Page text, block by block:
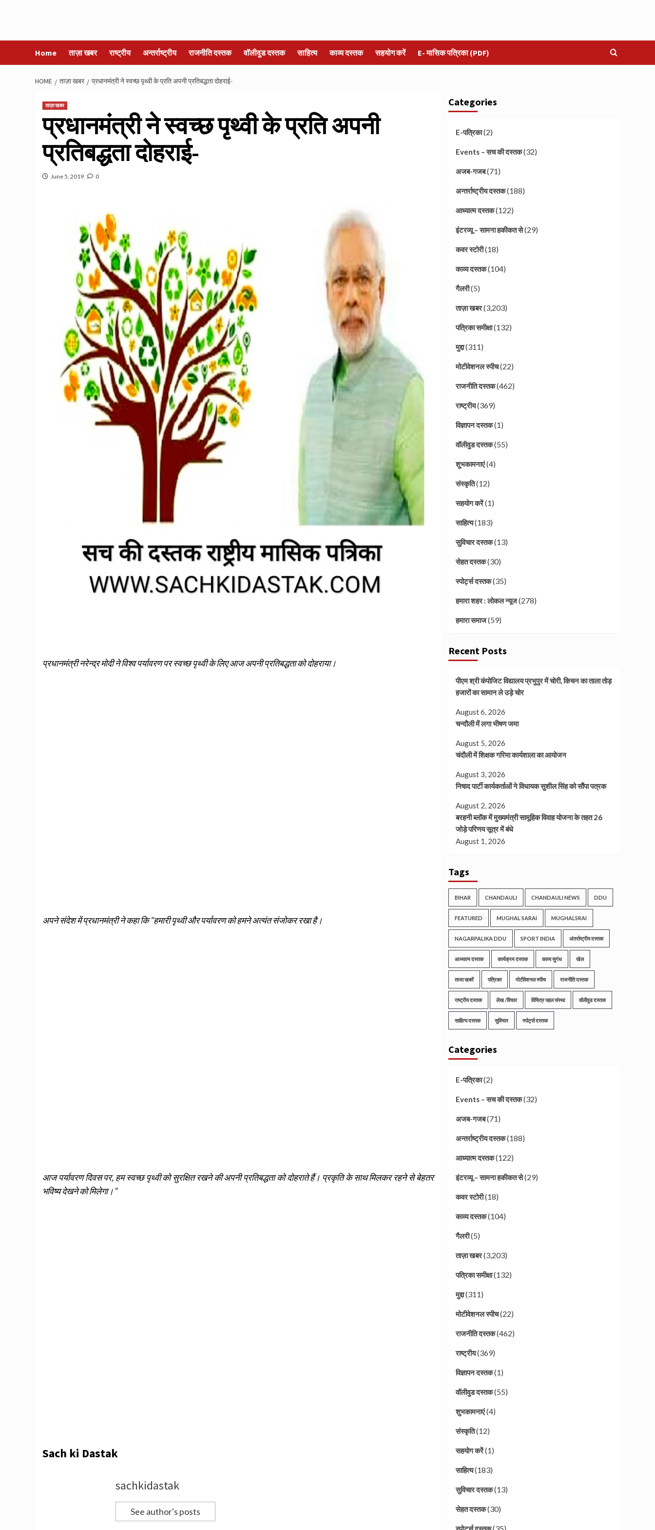
Home ताज़ा खबर राष्ट्रीय अन्तर्राष्ट्रीय राजनीति दस्तक वॉलीवुड दस्तक साहित्य काव्य दस्तक सहयोग करें E- मासिक पत्रिका (PDF)
HOME ताज़ा खबर प्रधानमंत्री ने स्वच्छ पृथ्वी के प्रति अपनी प्रतिबद्धता दोहराई-
ताज़ा खबर
प्रधानमंत्री ने स्वच्छ पृथ्वी के प्रति अपनी
प्रतिबद्धता दोहराई-
June 5, 2019 0
प्रधानमंत्री नरेन्द्र मोदी ने विश्व पर्यावरण पर स्वच्छ पृथ्वी के लिए आज अपनी प्रतिबद्धता को दोहराया।
अपने संदेश में प्रधानमंत्री ने कहा कि “हमारी पृथ्वी और पर्यावरण को हमने अत्यंत संजोकर रखा है।
आज पर्यावरण दिवस पर, हम स्वच्छ पृथ्वी को सुरक्षित रखने की अपनी प्रतिबद्धता को दोहराते हैं। प्रकृति के साथ मिलकर रहने से बेहतर
भविष्य देखने को मिलेगा।”
Sach ki Dastak
sachkidastak
See author's posts
Categories
E-पत्रिका(2)
Events – सच की दस्तक(32)
अजब-गजब(71)
अन्तर्राष्ट्रीय दस्तक(188)
आध्यात्म दस्तक(122)
इंटरव्यू – सामना हकीकत से(29)
कवर स्टोरी(18)
काव्य दस्तक(104)
गैलरी(5)
ताज़ा खबर(3,203)
पत्रिका समीक्षा(132)
मुद्दा(311)
मोटीवेशनल स्पीच(22)
राजनीति दस्तक(462)
राष्ट्रीय(369)
विज्ञापन दस्तक(1)
वॉलीवुड दस्तक(55)
शुभकामनाएं(4)
संस्कृति(12)
सहयोग करें(1)
साहित्य(183)
सुविचार दस्तक(13)
सेहत दस्तक(30)
स्पोर्ट्स दस्तक(35)
हमारा शहर : लोकल न्यूज(278)
हमारा समाज(59)
Recent Posts
पीएम श्री कंपोजिट विद्यालय प्रभुपुर में चोरी, किचन का ताला तोड़
हजारों का सामान ले उड़े चोर
August 6, 2026
चन्दौली में लगा भीषण जमा
August 5, 2026
चंदौली में शिक्षक गरिमा कार्यशाला का आयोजन
August 3, 2026
निषाद पार्टी कार्यकर्ताओं ने विधायक सुशील सिंह को सौंपा पत्रक
August 2, 2026
बरहनी ब्लॉक में मुख्यमंत्री सामूहिक विवाह योजना के तहत 26
जोड़े परिणय सूत्र में बंधे
August 1, 2026
Tags
BIHAR CHANDAULI CHANDAULI NEWS DDU
FEATURED MUGHAL SARAI MUGHALSRAI
NAGARPALIKA DDU SPORT INDIA अंतर्राष्ट्रीय दस्तक
आध्यात्म दस्तक कार्यक्रम दस्तक काव्य सुगंध खेल
ताजा खबरें पत्रिका मोटीवेशनल स्पीच राजनीति दस्तक
राष्ट्रीय दस्तक लेख /विचार विचित्र पहल संस्था वॉलीवुड दस्तक
साहित्य दस्तक सुविचार स्पोर्ट्स दस्तक
Categories
E-पत्रिका(2)
Events – सच की दस्तक(32)
अजब-गजब(71)
अन्तर्राष्ट्रीय दस्तक(188)
आध्यात्म दस्तक(122)
इंटरव्यू – सामना हकीकत से(29)
कवर स्टोरी(18)
काव्य दस्तक(104)
गैलरी(5)
ताज़ा खबर(3,203)
पत्रिका समीक्षा(132)
मुद्दा(311)
मोटीवेशनल स्पीच(22)
राजनीति दस्तक(462)
राष्ट्रीय(369)
विज्ञापन दस्तक(1)
वॉलीवुड दस्तक(55)
शुभकामनाएं(4)
संस्कृति(12)
सहयोग करें(1)
साहित्य(183)
सुविचार दस्तक(13)
सेहत दस्तक(30)